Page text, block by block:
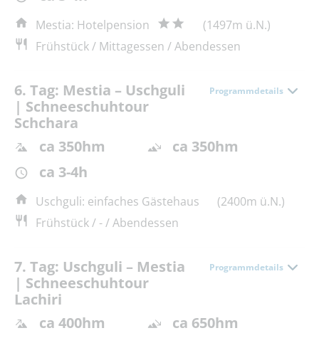
Mestia: Hotelpension
(1497m ü.N.)
Frühstück / Mittagessen / Abendessen
6. Tag: Mestia – Uschguli
| Schneeschuhtour
Schchara
Programmdetails
ca 350hm
ca 350hm
ca 3-4h
Uschguli: einfaches Gästehaus
(2400m ü.N.)
Frühstück / - / Abendessen
7. Tag: Uschguli – Mestia
| Schneeschuhtour
Lachiri
Programmdetails
ca 400hm
ca 650hm